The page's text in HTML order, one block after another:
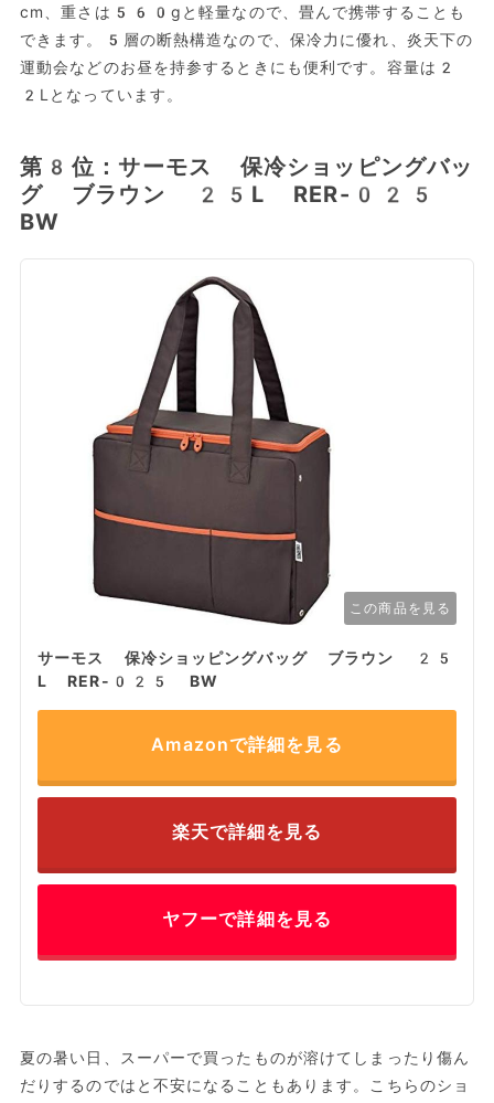
cm、重さは560gと軽量なので、畳んで携帯することも
できます。5層の断熱構造なので、保冷力に優れ、炎天下の
運動会などのお昼を持参するときにも便利です。容量は2
2Lとなっています。
第8位：サーモス 保冷ショッピングバッ
グ ブラウン 25L RER-025
BW
この商品を見る
サーモス 保冷ショッピングバッグ ブラウン 25
L RER-025 BW
Amazonで詳細を見る
楽天で詳細を見る
ヤフーで詳細を見る
夏の暑い日、スーパーで買ったものが溶けてしまったり傷ん
だりするのではと不安になることもあります。こちらのショ